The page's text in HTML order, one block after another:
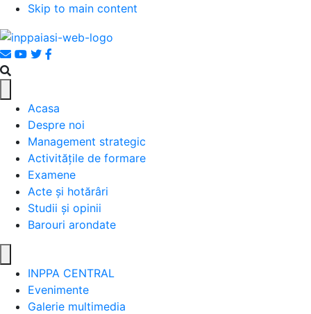
Skip to main content
Acasa
Despre noi
Management strategic
Activitățile de formare
Examene
Acte și hotărâri
Studii și opinii
Barouri arondate
INPPA CENTRAL
Evenimente
Galerie multimedia